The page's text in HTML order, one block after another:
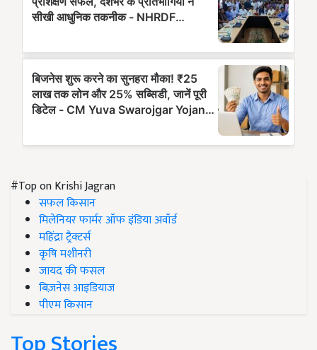
#Top on Krishi Jagran
सफल किसान
मिलेनियर फार्मर ऑफ इंडिया अवॉर्ड
महिंद्रा ट्रैक्टर्स
कृषि मशीनरी
जायद की फसल
बिज़नेस आइडियाज
पीएम किसान